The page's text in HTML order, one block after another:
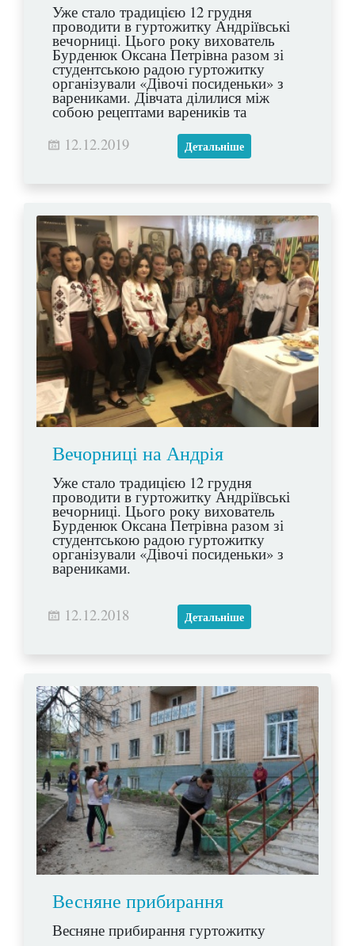
Уже стало традицією 12 грудня
проводити в гуртожитку Андріївські
вечорниці. Цього року вихователь
Бурденюк Оксана Петрівна разом зі
студентською радою гуртожитку
організували «Дівочі посиденьки» з
варениками. Дівчата ділилися між
собою рецептами вареників та
смакували їх, співали українських
пісень та заглядали у своє майбутнє,
розмовляли про найпотаємніше та
12.12.2019 Детальніше
Вечорниці на Андрія
Уже стало традицією 12 грудня
проводити в гуртожитку Андріївські
вечорниці. Цього року вихователь
Бурденюк Оксана Петрівна разом зі
студентською радою гуртожитку
організували «Дівочі посиденьки» з
варениками.
12.12.2018 Детальніше
Весняне прибирання
Весняне прибирання гуртожитку